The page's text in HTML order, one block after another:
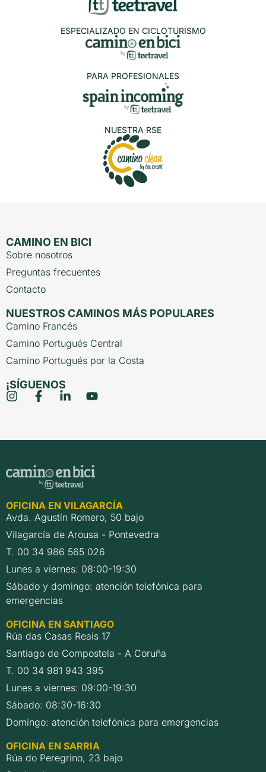
ESPECIALIZADO EN CICLOTURISMO
PARA PROFESIONALES
NUESTRA RSE
CAMINO EN BICI
Sobre nosotros
Preguntas frecuentes
Contacto
NUESTROS CAMINOS MÁS POPULARES
Camino Francés
Camino Portugués Central
Camino Portugués por la Costa
¡SÍGUENOS
OFICINA EN VILAGARCÍA
Avda. Agustín Romero, 50 bajo
Vilagarcía de Arousa - Pontevedra
T. 00 34 986 565 026
Lunes a viernes: 08:00-19:30
Sábado y domingo: atención telefónica para
emergencias
OFICINA EN SANTIAGO
Rúa das Casas Reais 17
Santiago de Compostela - A Coruña
T. 00 34 981 943 395
Lunes a viernes: 09:00-19:30
Sábado: 08:30-16:30
Domingo: atención telefónica para emergencias
OFICINA EN SARRIA
Rúa do Peregrino, 23 bajo